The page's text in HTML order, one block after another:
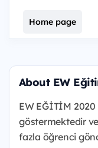
Home page
About EW
EW EĞİTİM 2020
göstermektedir
fazla öğrenci